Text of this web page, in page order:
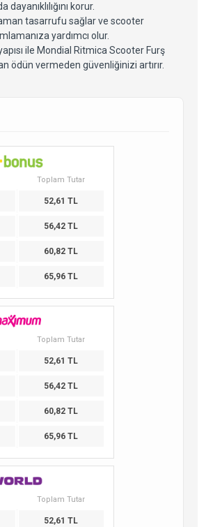
korur.
tasarrufu sağlar ve scooter
yardımcı olur.
ile Mondial Ritmica Scooter Furş
ödün vermeden güvenliğinizi artırır.
Toplam Tutar
52,61 TL
56,42 TL
60,82 TL
65,96 TL
Toplam Tutar
52,61 TL
56,42 TL
60,82 TL
65,96 TL
Toplam Tutar
52,61 TL